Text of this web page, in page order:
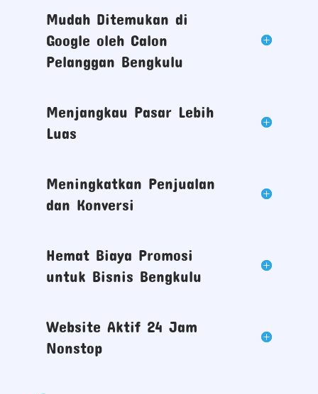
Mudah Ditemukan di
Google oleh Calon
Pelanggan Bengkulu
Menjangkau Pasar Lebih
Luas
Meningkatkan Penjualan
dan Konversi
Hemat Biaya Promosi
untuk Bisnis Bengkulu
Website Aktif 24 Jam
Nonstop